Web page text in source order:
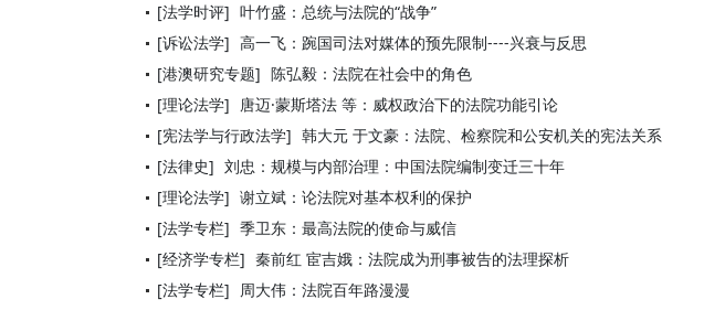
[法学时评] 叶竹盛：总统与法院的“战争”
[诉讼法学] 高一飞：踠国司法对媒体的预先限制----兴衰与反思
[港澳研究专题] 陈弘毅：法院在社会中的角色
[理论法学] 唐迈·蒙斯塔法 等：威权政治下的法院功能引论
[宪法学与行政法学] 韩大元 于文豪：法院、检察院和公安机关的宪法关系
[法律史] 刘忠：规模与内部治理：中国法院编制变迁三十年
[理论法学] 谢立斌：论法院对基本权利的保护
[法学专栏] 季卫东：最高法院的使命与威信
[经济学专栏] 秦前红 宦吉娥：法院成为刑事被告的法理探析
[法学专栏] 周大伟：法院百年路漫漫